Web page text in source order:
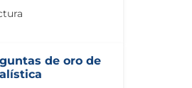
de oro de